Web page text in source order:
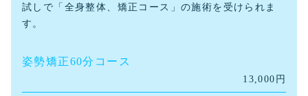
試しで「全身整体、矯正コース」の施術を受けられま
す。
姿勢矯正60分コース
13,000円